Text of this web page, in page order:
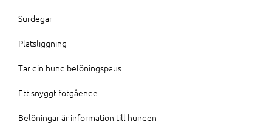
Surdegar
Platsliggning
Tar din hund belöningspaus
Ett snyggt fotgående
Belöningar är information till hunden